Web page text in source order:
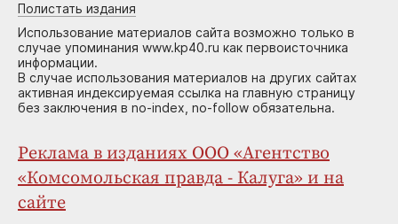
Полистать издания
Использование материалов сайта возможно только в
случае упоминания www.kp40.ru как первоисточника
информации.
В случае использования материалов на других сайтах
активная индексируемая ссылка на главную страницу
без заключения в no-index, no-follow обязательна.
Реклама в изданиях ООО «Агентство
«Комсомольская правда - Калуга» и на
сайте